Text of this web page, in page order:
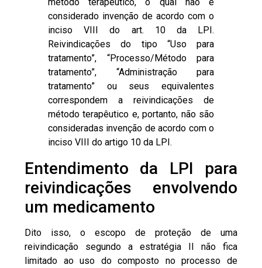
considerado invenção de acordo com o
inciso VIII do art. 10 da LPI.
Reivindicações do tipo “Uso para
tratamento”, “Processo/Método para
tratamento”, “Administração para
tratamento” ou seus equivalentes
correspondem a reivindicações de
método terapêutico e, portanto, não são
consideradas invenção de acordo com o
inciso VIII do artigo 10 da LPI.
Entendimento da LPI para
reivindicações envolvendo
um medicamento
Dito isso, o escopo de proteção de uma
reivindicação segundo a estratégia II não fica
limitado ao uso do composto no processo de